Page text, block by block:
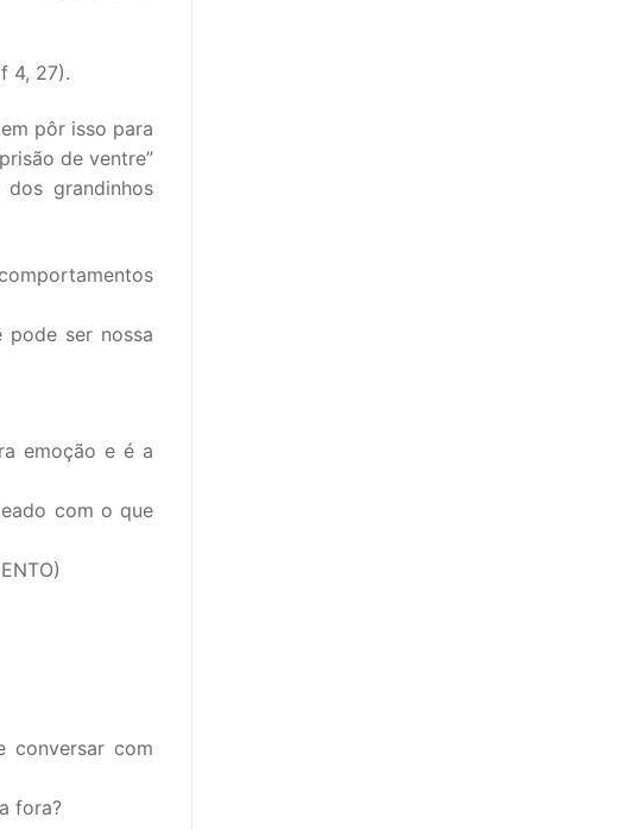
4, 27).
pôr isso para
de ventre”
grandinhos
pode ser nossa
emoção e é a
com o que
conversar com
fora?